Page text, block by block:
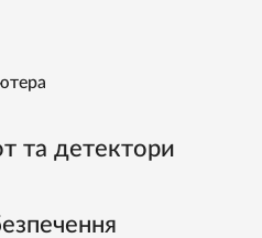
та детектори